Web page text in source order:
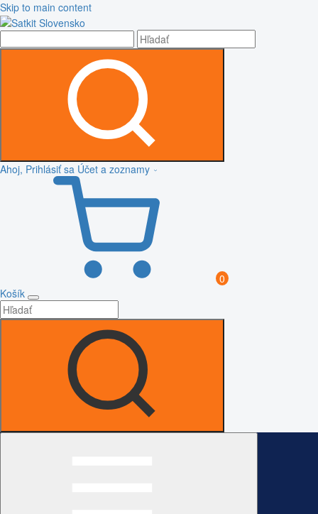
Skip to main content
Ahoj, Prihlásiť sa Účet a zoznamy
0
Košík